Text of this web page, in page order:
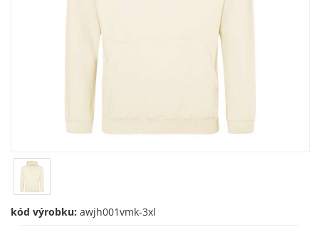
kód výrobku: awjh001vmk-3xl